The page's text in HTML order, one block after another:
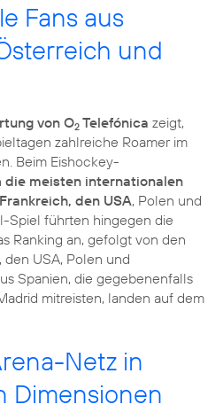
Fans aus
und
von O2 Telefónica zeigt,
zahlreiche Roamer im
Beim Eishockey-
die meisten internationalen
den USA, Polen und
Spiel führten hingegen die
Ranking an, gefolgt von den
den USA, Polen und
Spanien, die gegebenenfalls
mitreisten, landen auf dem
Netz in
Dimensionen